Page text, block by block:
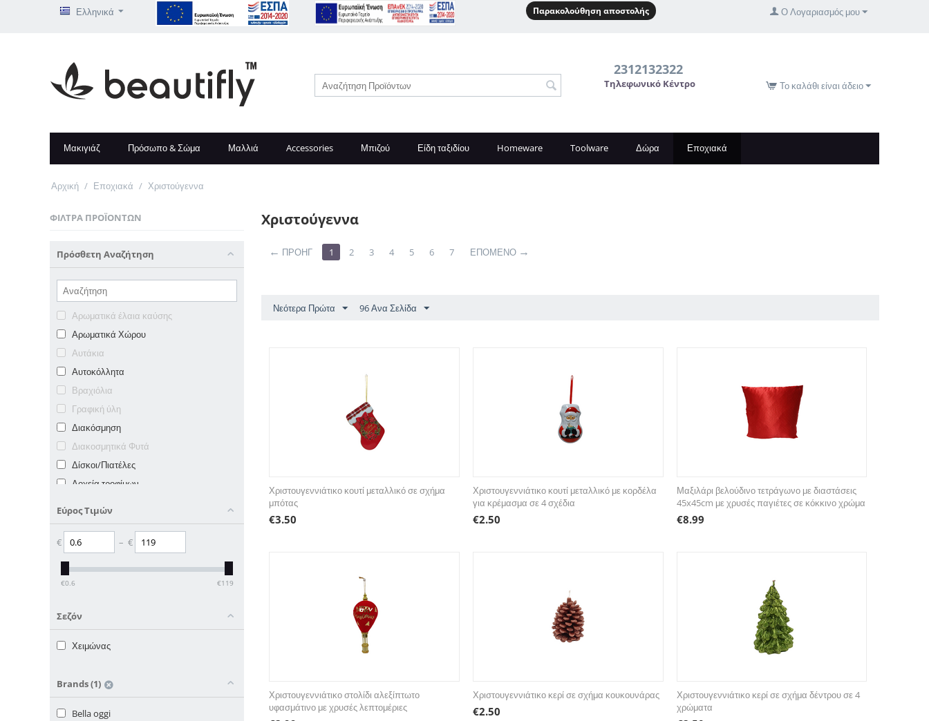
Ελληνικά Παρακολούθηση αποστολής Ο Λογαριασμός μου
2312132322
Τηλεφωνικό Κέντρο Το καλάθι είναι άδειο
Μακιγιάζ Πρόσωπο & Σώμα Μαλλιά Accessories Μπιζού Είδη ταξιδίου Homeware Toolware Δώρα Εποχιακά
Αρχική / Εποχιακά / Χριστούγεννα
ΦΊΛΤΡΑ ΠΡΟΪΌΝΤΩΝ
Πρόσθετη Αναζήτηση
Αρωματικά έλαια καύσης
Αρωματικά Χώρου
Αυτάκια
Αυτοκόλλητα
Βραχιόλια
Γραφική ύλη
Διακόσμηση
Διακοσμητικά Φυτά
Δίσκοι/Πιατέλες
Δοχεία τροφίμων
Είδη Δώρου
Έπιπλα
Κεριά & Ρεσώ
Κορνίζες
Κουβερλί
Κούπες & Φλυτζάνια
Κουτάλια
Εύρος Τιμών
€ – €
€0.6 €119
Σεζόν
Χειμώνας
Brands (1)
Bella oggi
Χριστούγεννα
ΠΡΟΗΓ 1 2 3 4 5 6 7 ΕΠΌΜΕΝΟ
Νεότερα Πρώτα 96 Ανα Σελίδα
Χριστουγεννιάτικο κουτί μεταλλικό σε σχήμα
μπότας
€3.50
Χριστουγεννιάτικο κουτί μεταλλικό με κορδέλα
για κρέμασμα σε 4 σχέδια
€2.50
Μαξιλάρι βελούδινο τετράγωνο με διαστάσεις
45x45cm με χρυσές παγιέτες σε κόκκινο χρώμα
€8.99
Χριστουγεννιάτικο στολίδι αλεξίπτωτο
υφασμάτινο με χρυσές λεπτομέριες
Χριστουγεννιάτικο κερί σε σχήμα κουκουνάρας
€2.50
Χριστουγεννιάτικο κερί σε σχήμα δέντρου σε 4
χρώματα